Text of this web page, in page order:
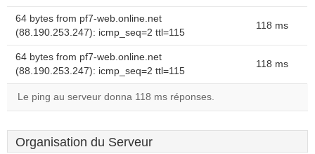
64 bytes from pf7-web.online.net
(88.190.253.247): icmp_seq=2 ttl=115
118 ms
64 bytes from pf7-web.online.net
(88.190.253.247): icmp_seq=2 ttl=115
118 ms
Le ping au serveur donna 118 ms réponses.
Organisation du Serveur